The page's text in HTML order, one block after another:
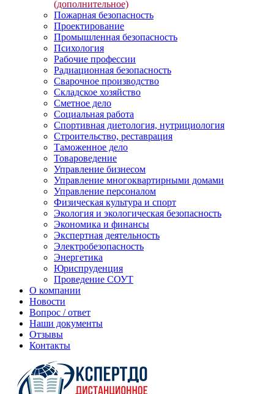
(дополнительное)
Пожарная безопасность
Проектирование
Промышленная безопасность
Психология
Рабочие профессии
Радиационная безопасность
Сварочное производство
Складское хозяйство
Сметное дело
Социальная работа
Спортивная диетология, нутрициология
Строительство, реставрация
Таможенное дело
Товароведение
Управление бизнесом
Управление многоквартирными домами
Управление персоналом
Физическая культура и спорт
Экология и экологическая безопасность
Экономика и финансы
Экспертная деятельность
Электробезопасность
Энергетика
Юриспруденция
Проведение СОУТ
О компании
Новости
Вопрос / ответ
Наши документы
Отзывы
Контакты